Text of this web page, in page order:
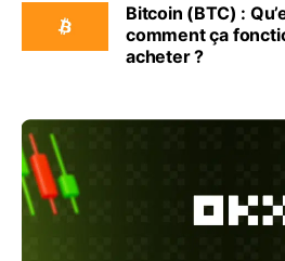
Bitcoin (BTC) :
comment ça
acheter ?